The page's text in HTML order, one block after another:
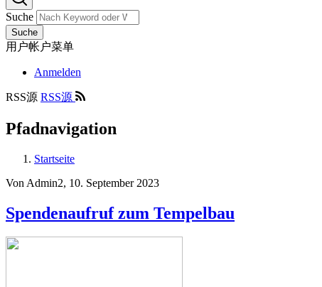
Suche
Suche
用户帐户菜单
Anmelden
RSS源 RSS源
Pfadnavigation
Startseite
Von Admin2, 10. September 2023
Spendenaufruf zum Tempelbau